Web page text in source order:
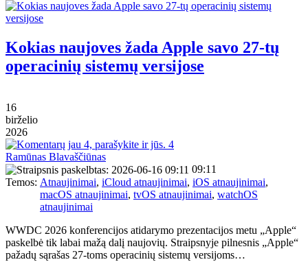
Kokias naujoves žada Apple savo 27-tų
operacinių sistemų versijose
16
birželio
2026
4
Ramūnas Blavaščiūnas
09:11
Temos: Atnaujinimai, iCloud atnaujinimai, iOS atnaujinimai,
macOS atnaujinimai, tvOS atnaujinimai, watchOS
atnaujinimai
WWDC 2026 konferencijos atidarymo prezentacijos metu „Apple“
paskelbė tik labai mažą dalį naujovių. Straipsnyje pilnesnis „Apple“
pažadų sąrašas 27-toms operacinių sistemų versijoms…